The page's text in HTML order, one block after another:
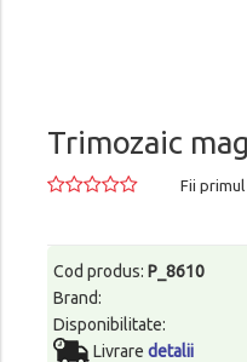
Trimozaic
Fii primul
Cod produs: P_8610
Brand:
Disponibilitate:
Livrare detalii